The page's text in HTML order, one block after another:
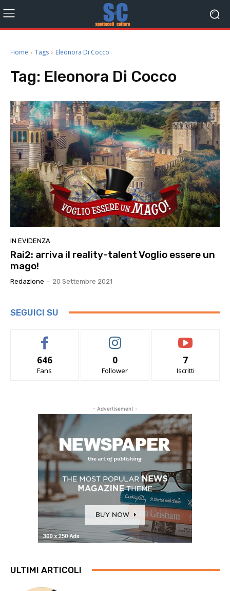
Home Tags Eleonora Di Cocco
Tag: Eleonora Di Cocco
IN EVIDENZA
Rai2: arriva il reality-talent Voglio essere un
mago!
Redazione - 20 Settembre 2021
SEGUICI SU
646
Fans
0
Follower
7
Iscritti
- Advertisement -
ULTIMI ARTICOLI